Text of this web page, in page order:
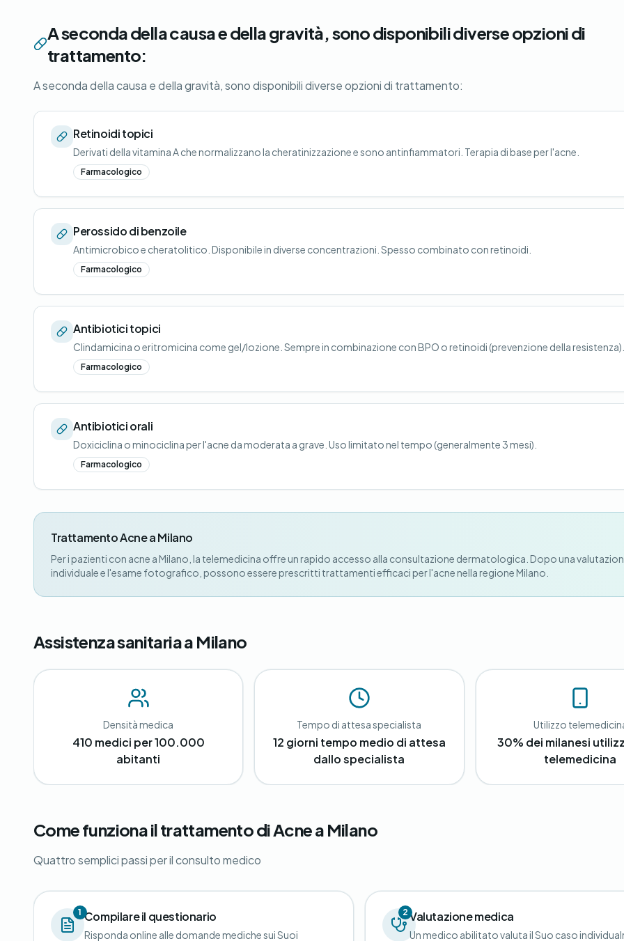
A seconda della causa e della gravità, sono disponibili diverse opzioni di
trattamento:
A seconda della causa e della gravità, sono disponibili diverse opzioni di trattamento:
Retinoidi topici
Derivati della vitamina A che normalizzano la cheratinizzazione e sono antinfiammatori. Terapia di base per l'acne.
Farmacologico
Perossido di benzoile
Antimicrobico e cheratolitico. Disponibile in diverse concentrazioni. Spesso combinato con retinoidi.
Farmacologico
Antibiotici topici
Clindamicina o eritromicina come gel/lozione. Sempre in combinazione con BPO o retinoidi (prevenzione della resistenza).
Farmacologico
Antibiotici orali
Doxiciclina o minociclina per l'acne da moderata a grave. Uso limitato nel tempo (generalmente 3 mesi).
Farmacologico
Trattamento Acne a Milano
Per i pazienti con acne a Milano, la telemedicina offre un rapido accesso alla consultazione dermatologica. Dopo una
individuale e l'esame fotografico, possono essere prescritti trattamenti efficaci per l'acne nella regione Milano.
Assistenza sanitaria a Milano
Densità medica
410 medici per 100.000
abitanti
Tempo di attesa specialista
12 giorni tempo medio di attesa
dallo specialista
Utilizzo
30% dei milanesi
telemedicina
Come funziona il trattamento di Acne a Milano
Quattro semplici passi per il consulto medico
1 Compilare il questionario
Risponda online alle domande mediche sui Suoi
2Valutazione medica
Un medico abilitato valuta il Suo caso